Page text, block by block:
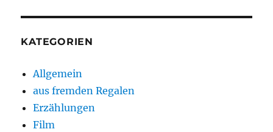
KATEGORIEN
Allgemein
aus fremden Regalen
Erzählungen
Film